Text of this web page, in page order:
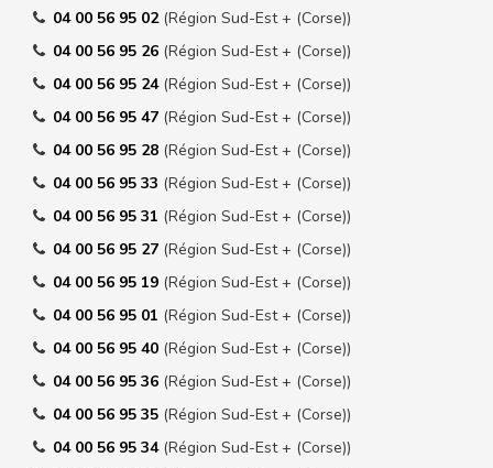
04 00 56 95 02 (Région Sud-Est + (Corse))
04 00 56 95 26 (Région Sud-Est + (Corse))
04 00 56 95 24 (Région Sud-Est + (Corse))
04 00 56 95 47 (Région Sud-Est + (Corse))
04 00 56 95 28 (Région Sud-Est + (Corse))
04 00 56 95 33 (Région Sud-Est + (Corse))
04 00 56 95 31 (Région Sud-Est + (Corse))
04 00 56 95 27 (Région Sud-Est + (Corse))
04 00 56 95 19 (Région Sud-Est + (Corse))
04 00 56 95 01 (Région Sud-Est + (Corse))
04 00 56 95 40 (Région Sud-Est + (Corse))
04 00 56 95 36 (Région Sud-Est + (Corse))
04 00 56 95 35 (Région Sud-Est + (Corse))
04 00 56 95 34 (Région Sud-Est + (Corse))